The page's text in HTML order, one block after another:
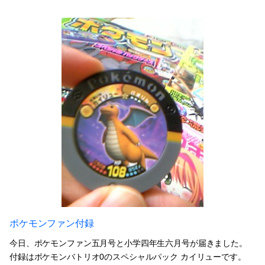
ポケモンファン付録
今日、ポケモンファン五月号と小学四年生六月号が届きました。
付録はポケモンバトリオ0のスペシャルパック カイリューです。